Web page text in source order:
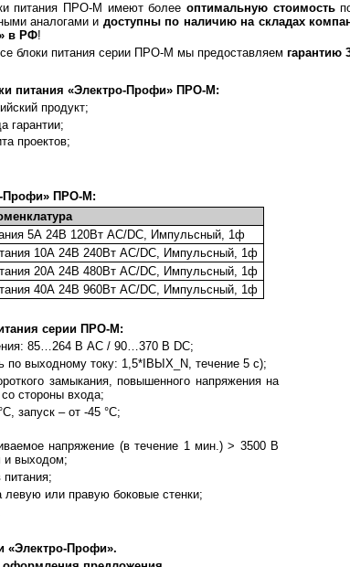
питания ПРО-М имеют болееоптимальную стоимость
аналогами и доступны по наличию на складах
в РФ!
блоки питания серии ПРО-М мы предоставляем гарантию
питания «Электро-Профи» ПРО-М:
продукт;
гарантии;
проектов;
Профи» ПРО-М:
5А 24В 120Вт AC/DC, Импульсный, 1ф
10А 24В 240Вт AC/DC, Импульсный, 1ф
20А 24В 480Вт AC/DC, Импульсный, 1ф
40А 24В 960Вт AC/DC, Импульсный, 1ф
серии ПРО-М:
85…264 В AC / 90…370 В DC;
по выходному току: 1,5*IВЫХ_N, течение 5 с);
замыкания, повышенного напряжения на
стороны входа;
запуск – от -45 °C;
напряжение (в течение 1 мин.) > 3500 В
и выходом;
левую или правую боковые стенки;
«Электро-Профи».